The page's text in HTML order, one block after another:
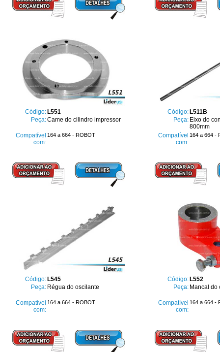
Código: L551
Peça:Came do cilindro impressor
Compatível
com:
164 a 664 - ROBOT
Código: L511B
Peça: Eixo do
800mm
Compatível
com:
164 a 664 -
Código: L545
Peça: Régua do oscilante
Compatível
com:
164 a 664 - ROBOT
Código: L552
Peça: Mancal do
Compatível
com:
164 a 664 -